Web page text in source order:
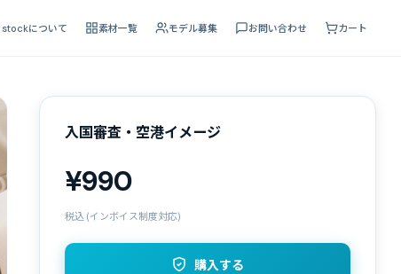
について 素材一覧 モデル募集 お問い合わせ カート
入国審査・空港イメージ
¥990
税込 (インボイス制度対応)
購入する